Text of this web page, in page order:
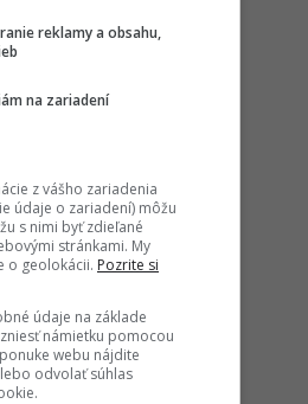
prestúpia na
Všetky
reklamy a obsahu,
na zariadení
z vášho zariadenia
údaje o zariadení) môžu
s nimi byť zdieľané
stránkami. My
o geolokácii. Pozrite si
údaje na základe
námietku pomocou
webu nájdite
odvolať súhlas